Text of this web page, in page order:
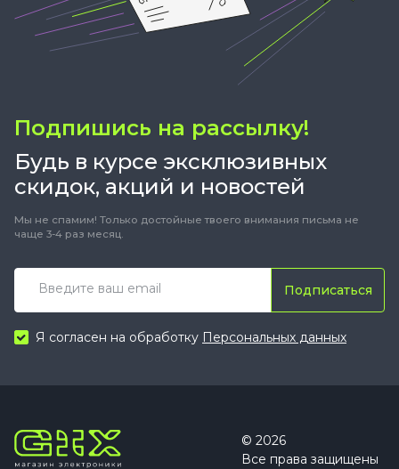
Подпишись на рассылку!
Будь в курсе эксклюзивных
скидок, акций и новостей
Мы не спамим! Только достойные твоего внимания письма не
чаще 3-4 раз месяц.
Подписаться
Я согласен на обработку Персональных данных
© 2026
Все права защищены